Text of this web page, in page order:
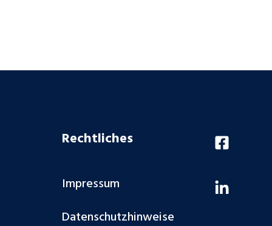
Rechtliches
Impressum
Datenschutzhinweise